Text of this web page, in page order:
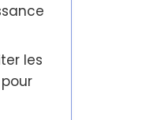
les